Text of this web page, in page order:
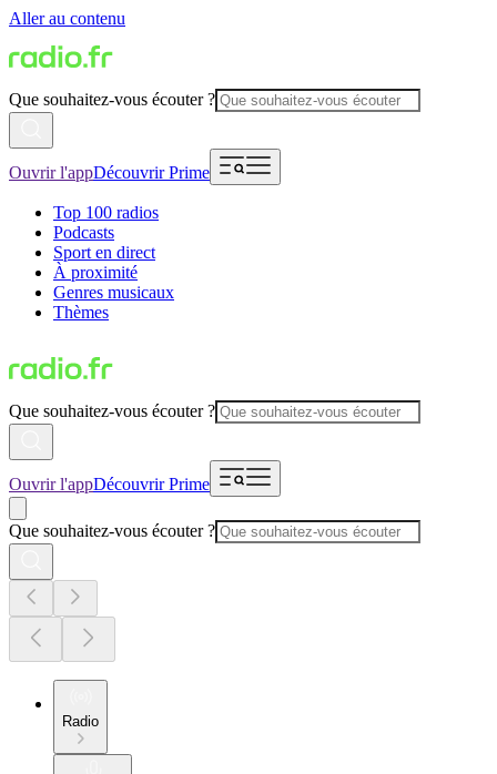
Aller au contenu
Que souhaitez-vous écouter ?
Ouvrir l'appDécouvrir Prime
Top 100 radios
Podcasts
Sport en direct
À proximité
Genres musicaux
Thèmes
Que souhaitez-vous écouter ?
Ouvrir l'appDécouvrir Prime
Que souhaitez-vous écouter ?
Radio